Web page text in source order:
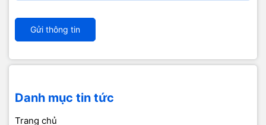
Gửi thông tin
Danh mục tin tức
Trang chủ